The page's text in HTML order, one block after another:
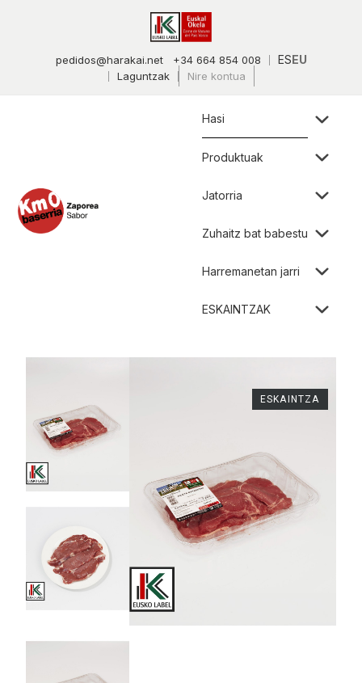
pedidos@harakai.net +34 664 854 008 ESEU
Laguntzak Nire kontua
Hasi
Produktuak
Jatorria
Zuhaitz bat babestu
Harremanetan jarri
ESKAINTZAK
ESKAINTZA